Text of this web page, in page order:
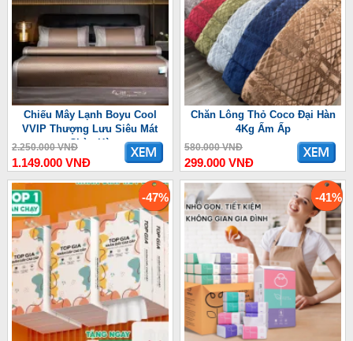
Chiếu Mây Lạnh Boyu Cool
VVIP Thượng Lưu Siêu Mát
Chào Hè
2.250.000 VNĐ
1.149.000 VNĐ
Chăn Lông Thỏ Coco Đại Hàn
4Kg Ấm Ấp
580.000 VNĐ
299.000 VNĐ
-47% -41%